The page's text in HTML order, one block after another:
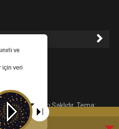
ve
için veri
hızlı erişin.
. Tüm Hakları Saklıdır. Tema: